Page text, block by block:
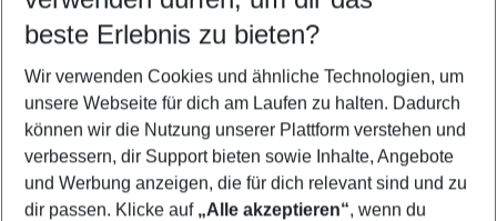
5-8 Nächte
2 Erwachsene Keine Kinder
Mehr Filter anzeigen
beste Erlebnis zu bieten?
Wir verwenden Cookies und ähnliche Technologien, um
unsere Webseite für dich am Laufen zu halten. Dadurch
können wir die Nutzung unserer Plattform verstehen und
verbessern, dir Support bieten sowie Inhalte, Angebote
und Werbung anzeigen, die für dich relevant sind und zu
dir passen. Klicke auf „Alle akzeptieren“, wenn du